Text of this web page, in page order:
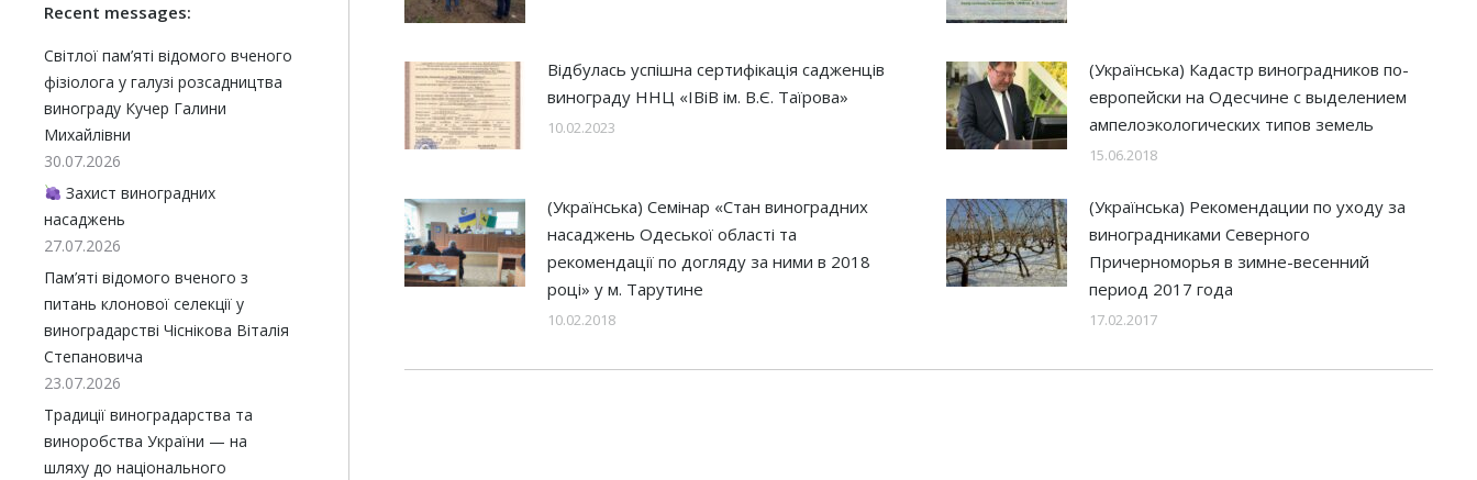
Відбулась успішна сертифікація садженців
винограду ННЦ «ІВіВ ім. В.Є. Таїрова»
10.02.2023
(Українська) Кадастр виноградников по-
европейски на Одесчине с выделением
ампелоэкологических типов земель
15.06.2018
(Українська) Семінар «Стан виноградних
насаджень Одеської області та
рекомендації по догляду за ними в 2018
році» у м. Тарутине
10.02.2018
(Українська) Рекомендации по уходу за
виноградниками Северного
Причерноморья в зимне-весенний
период 2017 года
17.02.2017
Recent messages:
Світлої пам’яті відомого вченого
фізіолога у галузі розсадництва
винограду Кучер Галини
Михайлівни
30.07.2026
Захист виноградних
насаджень
27.07.2026
Пам’яті відомого вченого з
питань клонової селекції у
виноградарстві Чіснікова Віталія
Степановича
23.07.2026
Традиції виноградарства та
виноробства України — на
шляху до національного